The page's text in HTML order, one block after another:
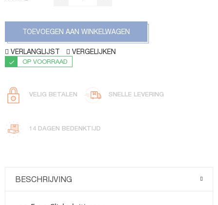
TOEVOEGEN AAN WINKELWAGEN
VERLANGLIJST VERGELIJKEN
OP VOORRAAD
VELIG BETALEN SNELLE LEVERING
14 DAGEN BEDENKTIJD
BESCHRIJVING